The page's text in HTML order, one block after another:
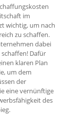
im
wichtig, um nach
zu schaffen.
dabei
Dafür
klaren Plan
um dem
der
eine vernünftige
des